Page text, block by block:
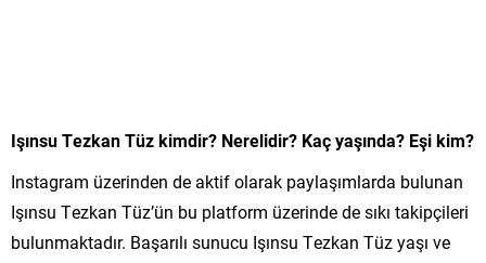
Işınsu Tezkan Tüz kimdir? Nerelidir? Kaç yaşında? Eşi kim?
Instagram üzerinden de aktif olarak paylaşımlarda bulunan
Işınsu Tezkan Tüz’ün bu platform üzerinde de sıkı takipçileri
bulunmaktadır. Başarılı sunucu Işınsu Tezkan Tüz yaşı ve